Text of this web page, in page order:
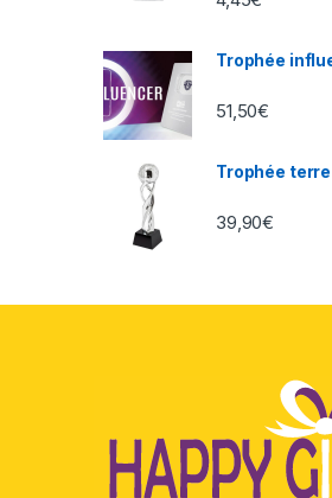
Trophée
51,50€
Trophée terre
39,90€